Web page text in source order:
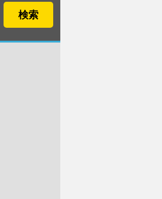
検索